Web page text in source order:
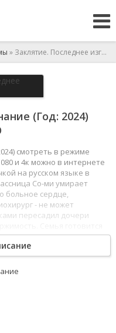
» Заклятие. Последнее изгнание
(Год: 2024)
смотреть в режиме
и 4к можно в интернете
на русском языке в
Со-ми умирает
больное сердце,
- не может
пересадил дочери
начинает слышать,